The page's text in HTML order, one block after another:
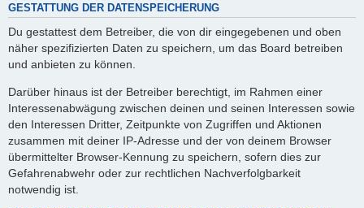
GESTATTUNG DER DATENSPEICHERUNG
Du gestattest dem Betreiber, die von dir eingegebenen und oben
näher spezifizierten Daten zu speichern, um das Board betreiben
und anbieten zu können.
Darüber hinaus ist der Betreiber berechtigt, im Rahmen einer
Interessenabwägung zwischen deinen und seinen Interessen sowie
den Interessen Dritter, Zeitpunkte von Zugriffen und Aktionen
zusammen mit deiner IP-Adresse und der von deinem Browser
übermittelter Browser-Kennung zu speichern, sofern dies zur
Gefahrenabwehr oder zur rechtlichen Nachverfolgbarkeit
notwendig ist.